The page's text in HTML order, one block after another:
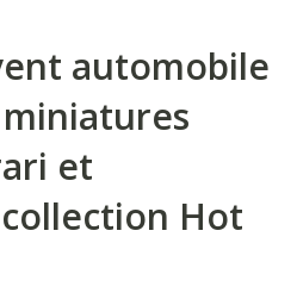
automobile
et
Hot